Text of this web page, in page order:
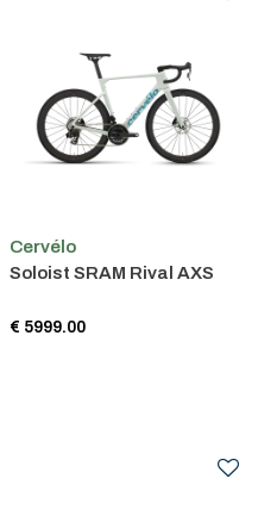
Cervélo
Soloist SRAM Rival AXS
€ 5999.00